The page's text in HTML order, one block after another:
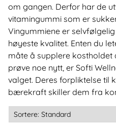
om gangen. Derfor har de
vitamingummi som er
Vingummiene er
høyeste kvalitet. Enten du
måte å supplere kostholdet
prøve noe nytt, er Softi
valget. Deres forpliktelse til
bærekraft skiller dem fra